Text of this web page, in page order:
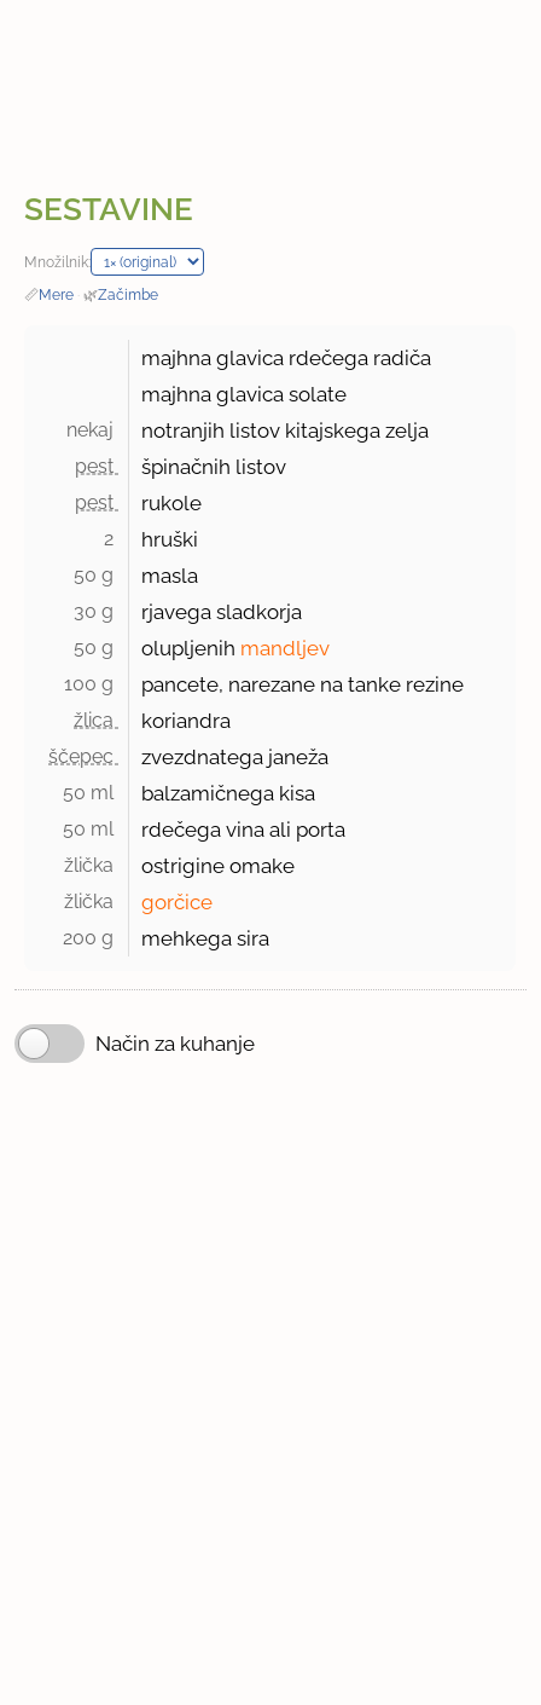
SESTAVINE
Množilnik:
📏Mere · 🌿Začimbe
majhna glavica rdečega radiča
majhna glavica solate
nekaj notranjih listov kitajskega zelja
pest špinačnih listov
pest rukole
2 hruški
50 g masla
30 g rjavega sladkorja
50 g olupljenih mandljev
100 g pancete, narezane na tanke rezine
žlica koriandra
ščepec zvezdnatega janeža
50 ml balzamičnega kisa
50 ml rdečega vina ali porta
žlička ostrigine omake
žlička gorčice
200 g mehkega sira
Način za kuhanje